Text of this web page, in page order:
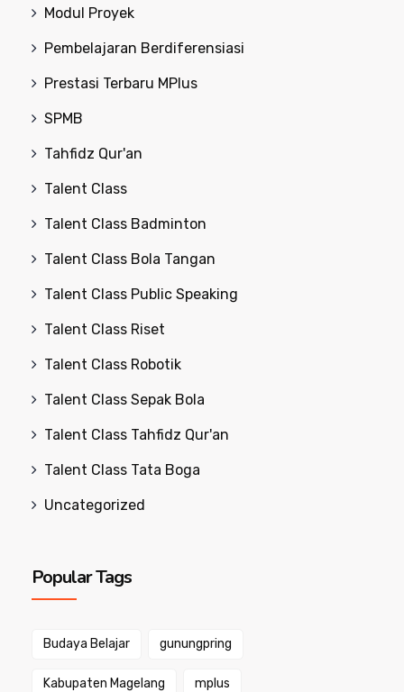
Modul Proyek
Pembelajaran Berdiferensiasi
Prestasi Terbaru MPlus
SPMB
Tahfidz Qur'an
Talent Class
Talent Class Badminton
Talent Class Bola Tangan
Talent Class Public Speaking
Talent Class Riset
Talent Class Robotik
Talent Class Sepak Bola
Talent Class Tahfidz Qur'an
Talent Class Tata Boga
Uncategorized
Popular Tags
Budaya Belajar gunungpring
Kabupaten Magelang mplus